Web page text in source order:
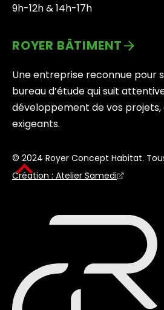
9h-12h & 14h-17h
ROYER BÂTIMENT
Une entreprise reconnue pour
bureau d’étude qui suit
développement de vos projets,
exigeants.
© 2024 Royer Concept Habitat.
Création : Atelier Samedi